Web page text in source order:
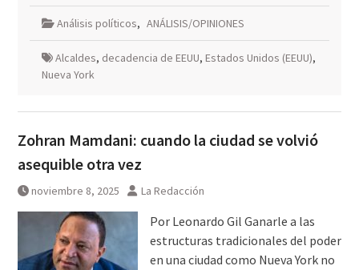
Análisis políticos, ANÁLISIS/OPINIONES
Alcaldes, decadencia de EEUU, Estados Unidos (EEUU),
Nueva York
Zohran Mamdani: cuando la ciudad se volvió
asequible otra vez
noviembre 8, 2025 La Redacción
Por Leonardo Gil Ganarle a las
estructuras tradicionales del poder
en una ciudad como Nueva York no